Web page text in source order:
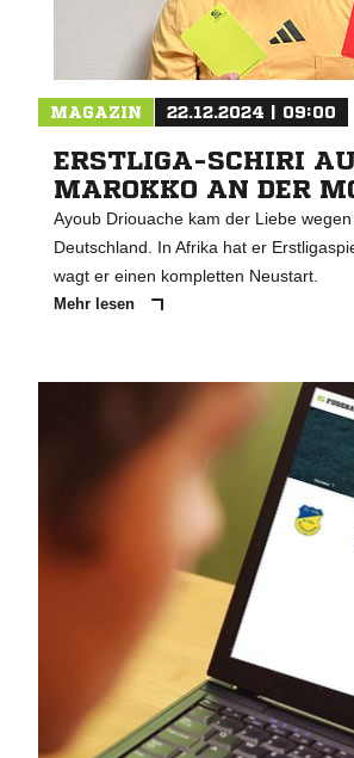
MAGAZIN 22.12.2024 | 09:00
ERSTLIGA-SCHIRI
MAROKKO AN DER
Ayoub Driouache kam der Liebe
Deutschland. In Afrika hat er
wagt er einen kompletten Neustart.
Mehr lesen